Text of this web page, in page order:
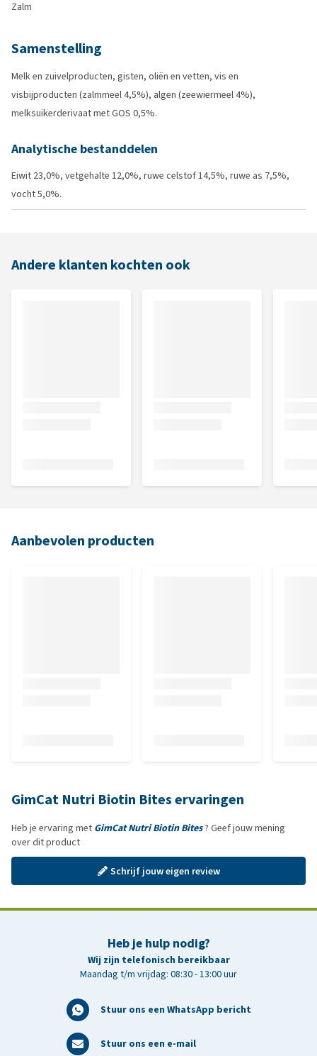
Zalm
Samenstelling
Melk en zuivelproducten, gisten, oliën en vetten, vis en
visbijproducten (zalmmeel 4,5%), algen (zeewiermeel 4%),
melksuikerderivaat met GOS 0,5%.
Analytische bestanddelen
Eiwit 23,0%, vetgehalte 12,0%, ruwe celstof 14,5%, ruwe as 7,5%,
vocht 5,0%.
Andere klanten kochten ook
Aanbevolen producten
GimCat Nutri Biotin Bites ervaringen
Heb je ervaring met GimCat Nutri Biotin Bites? Geef jouw mening
over dit product
Schrijf jouw eigen review
Heb je hulp nodig?
Wij zijn telefonisch bereikbaar
Maandag t/m vrijdag: 08:30 - 13:00 uur
Stuur ons een WhatsApp bericht
Stuur ons een e-mail